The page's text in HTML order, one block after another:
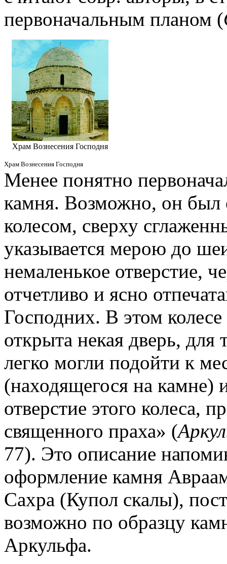
первоначальным планом (
Храм Вознесения Господня
Храм Вознесения Господня
Менее понятно
камня. Возможно, он
колесом, сверху
указывается мерою до
немаленькое отверстие,
отчетливо и ясно
Господних. В этом
открыта некая дверь, для
легко могли подойти к
(находящегося на камне)
отверстие этого колеса,
священного праха» (
77). Это описание
оформление камня
Сахра (Купол скалы),
возможно по образцу
Аркульфа.